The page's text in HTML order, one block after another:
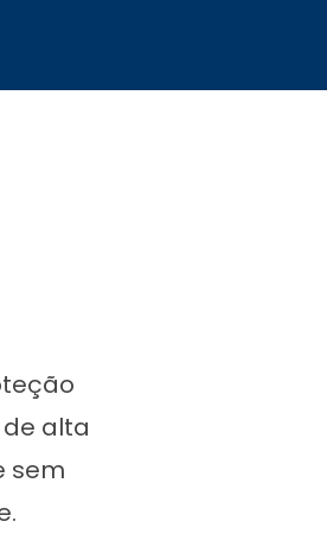
alta
sem